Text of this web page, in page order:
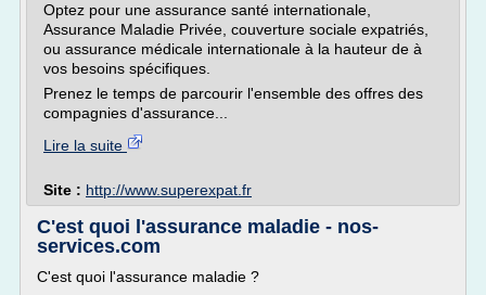
Optez pour une assurance santé internationale,
Assurance Maladie Privée, couverture sociale expatriés,
ou assurance médicale internationale à la hauteur de à
vos besoins spécifiques.
Prenez le temps de parcourir l'ensemble des offres des
compagnies d'assurance...
Lire la suite
Site : http://www.superexpat.fr
C'est quoi l'assurance maladie - nos-
services.com
C'est quoi l'assurance maladie ?